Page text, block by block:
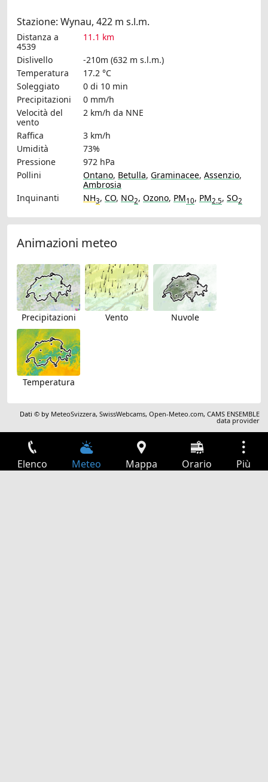
Stazione: Wynau, 422 m s.l.m.
Distanza a
4539
11.1 km
Dislivello
-210m (632 m s.l.m.)
Temperatura
17.2 °C
Soleggiato
0 di 10 min
Precipitazioni
0 mm/h
Velocità del
vento
2 km/h da NNE
Raffica
3 km/h
Umidità
73%
Pressione
972 hPa
Pollini
Ontano, Betulla, Graminacee, Assenzio,
Ambrosia
Inquinanti
NH3, CO, NO2, Ozono, PM10, PM2.5, SO2
Animazioni meteo
Precipitazioni Vento Nuvole
Temperatura
Dati © by MeteoSvizzera,SwissWebcams,Open-Meteo.com,CAMS ENSEMBLE
data provider
Elenco Meteo Mappa Orario Più